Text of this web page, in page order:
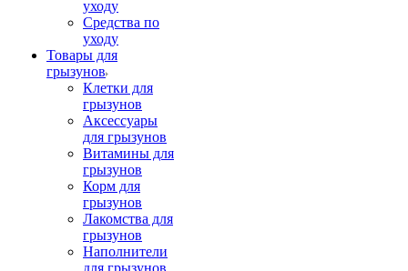
уходу
Средства по
уходу
Товары для
грызунов
Клетки для
грызунов
Аксессуары
для грызунов
Витамины для
грызунов
Корм для
грызунов
Лакомства для
грызунов
Наполнители
для грызунов